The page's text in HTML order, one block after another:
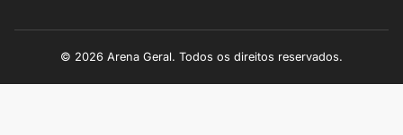
© 2026 Arena Geral. Todos os direitos reservados.